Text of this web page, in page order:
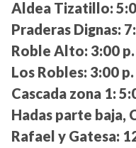
Aldea Tizatillo:
Praderas Dignas:
Roble Alto: 3:00
Los Robles: 3:00 p.
Cascada zona 1:
Hadas parte baja,
Rafael y Gatesa: